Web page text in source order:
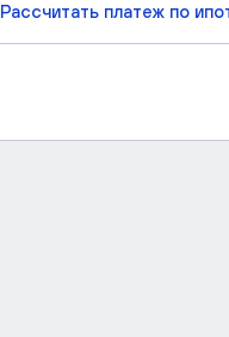
Рассчитать платеж по